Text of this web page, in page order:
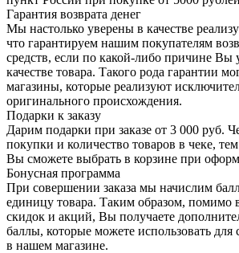
Гарантия возврата денег
Мы настолько уверены в качестве
что гарантируем нашим покупателям
средств, если по какой-либо причине Вы
качестве товара. Такого рода гарантии
магазины, которые реализуют
оригинального происхождения.
Подарки к заказу
Дарим подарки при заказе от 3 000 руб.
покупки и количество товаров в чеке,
Вы сможете выбрать в корзине при
Бонусная программа
При совершении заказа мы начислим
единицу товара. Таким образом, помимо
скидок и акций, Вы получаете
баллы, которые можете использовать
в нашем магазине.